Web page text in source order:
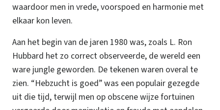
waardoor men in vrede, voorspoed en harmonie met
elkaar kon leven.
Aan het begin van de jaren 1980 was, zoals L. Ron
Hubbard het zo correct observeerde, de wereld een
ware jungle geworden. De tekenen waren overal te
zien. “Hebzucht is goed” was een populair gezegde
uit die tijd, terwijl men op obscene wijze fortuinen